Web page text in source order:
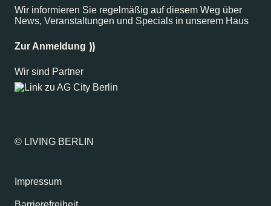
–
Wir informieren Sie regelmäßig auf diesem Weg über
News, Veranstaltungen und Specials in unserem Haus
Zur Anmeldung
Wir sind Partner
© LIVING BERLIN
Impressum